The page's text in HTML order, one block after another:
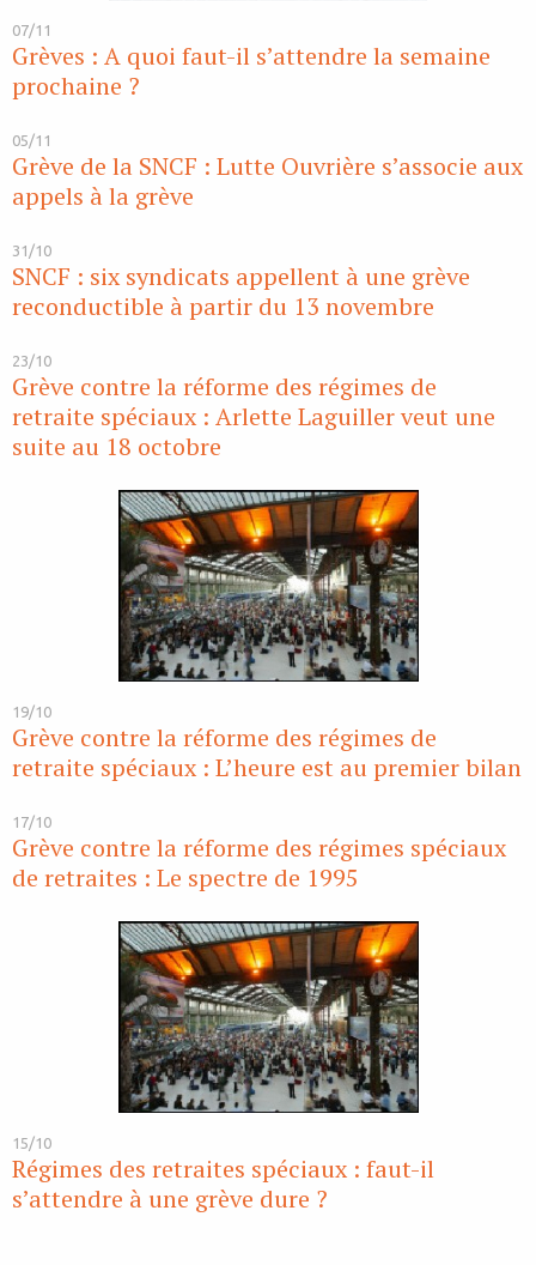
07/11
Grèves : A quoi faut-il s’attendre la semaine
prochaine ?
05/11
Grève de la SNCF : Lutte Ouvrière s’associe aux
appels à la grève
31/10
SNCF : six syndicats appellent à une grève
reconductible à partir du 13 novembre
23/10
Grève contre la réforme des régimes de
retraite spéciaux : Arlette Laguiller veut une
suite au 18 octobre
19/10
Grève contre la réforme des régimes de
retraite spéciaux : L’heure est au premier bilan
17/10
Grève contre la réforme des régimes spéciaux
de retraites : Le spectre de 1995
15/10
Régimes des retraites spéciaux : faut-il
s’attendre à une grève dure ?